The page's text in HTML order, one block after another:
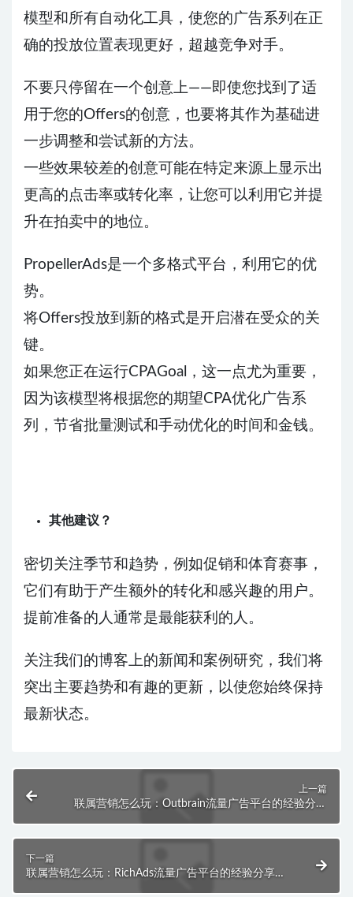
模型和所有自动化工具，使您的广告系列在正
确的投放位置表现更好，超越竞争对手。
不要只停留在一个创意上——即使您找到了适
用于您的Offers的创意，也要将其作为基础进
一步调整和尝试新的方法。
一些效果较差的创意可能在特定来源上显示出
更高的点击率或转化率，让您可以利用它并提
升在拍卖中的地位。
PropellerAds是一个多格式平台，利用它的优
势。
将Offers投放到新的格式是开启潜在受众的关
键。
如果您正在运行CPAGoal，这一点尤为重要，
因为该模型将根据您的期望CPA优化广告系
列，节省批量测试和手动优化的时间和金钱。
其他建议？
密切关注季节和趋势，例如促销和体育赛事，
它们有助于产生额外的转化和感兴趣的用户。
提前准备的人通常是最能获利的人。
关注我们的博客上的新闻和案例研究，我们将
突出主要趋势和有趣的更新，以使您始终保持
最新状态。
上一篇
联属营销怎么玩：Outbrain流量广告平台的经验分享
下一篇
联属营销怎么玩：RichAds流量广告平台的经验分享